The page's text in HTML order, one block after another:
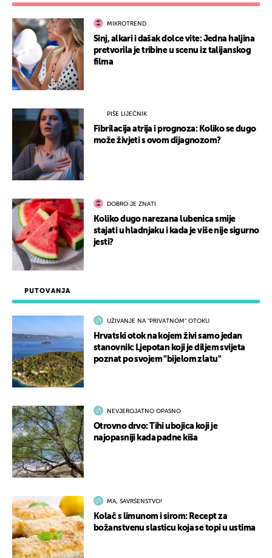
PUTOVANJA
UŽIVANJE NA "PRIVATNOM" OTOKU
Hrvatski otok na kojem živi samo jedan
stanovnik: Ljepotan koji je diljem svijeta
poznat po svojem "bijelom zlatu"
NEVJEROJATNO OPASNO
Otrovno drvo: Tihi ubojica koji je
najopasniji kada padne kiša
MA, SAVRŠENSTVO!
Kolač s limunom i sirom: Recept za
božanstvenu slasticu koja se topi u ustima
MIKROTREND
Sinj, alkari i dašak dolce vite: Jedna haljina
pretvorila je tribine u scenu iz talijanskog
filma
PIŠE LIJEČNIK
Fibrilacija atrija i prognoza: Koliko se dugo
može živjeti s ovom dijagnozom?
DOBRO JE ZNATI
Koliko dugo narezana lubenica smije
stajati u hladnjaku i kada je više nije sigurno
jesti?